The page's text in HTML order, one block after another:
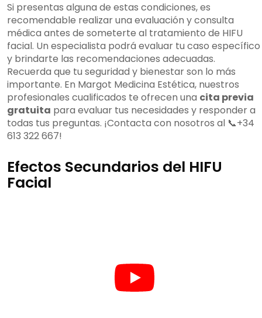
Si presentas alguna de estas condiciones, es
recomendable realizar una evaluación y consulta
médica antes de someterte al tratamiento de HIFU
facial. Un especialista podrá evaluar tu caso específico
y brindarte las recomendaciones adecuadas.
Recuerda que tu seguridad y bienestar son lo más
importante. En Margot Medicina Estética, nuestros
profesionales cualificados te ofrecen una cita previa
gratuita para evaluar tus necesidades y responder a
todas tus preguntas. ¡Contacta con nosotros al 📞+34
613 322 667!
Efectos Secundarios del HIFU
Facial